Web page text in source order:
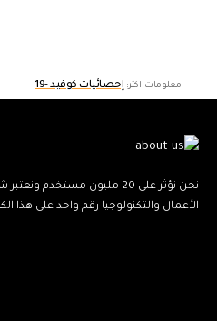
معلومات اكثر:إحصائيات كوفيد -19
نحن نؤثر على 20 مليون مستخدم
الأعمال والتكنولوجيا رقم واحد على هذا